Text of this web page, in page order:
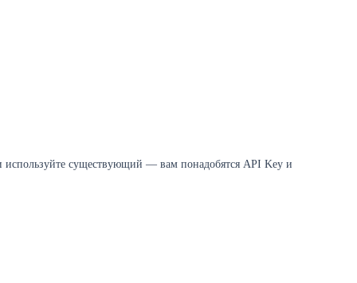
используйте существующий — вам понадобятся API Key и